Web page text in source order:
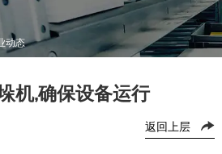
动态
机,确保设备运行
返回上层